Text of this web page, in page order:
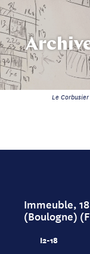
Le
Immeuble,
(Boulogne)
I2-18